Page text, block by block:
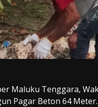
Maluku Tenggara,
Pagar Beton 64 Meter.